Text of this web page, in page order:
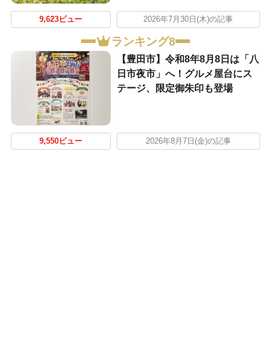
9,623ビュー 2026年7月30日(木)の記事
ランキング8
【豊田市】令和8年8月8日は「八
日市夜市」へ！グルメ屋台にス
テージ、限定御朱印も登場
9,550ビュー 2026年8月7日(金)の記事